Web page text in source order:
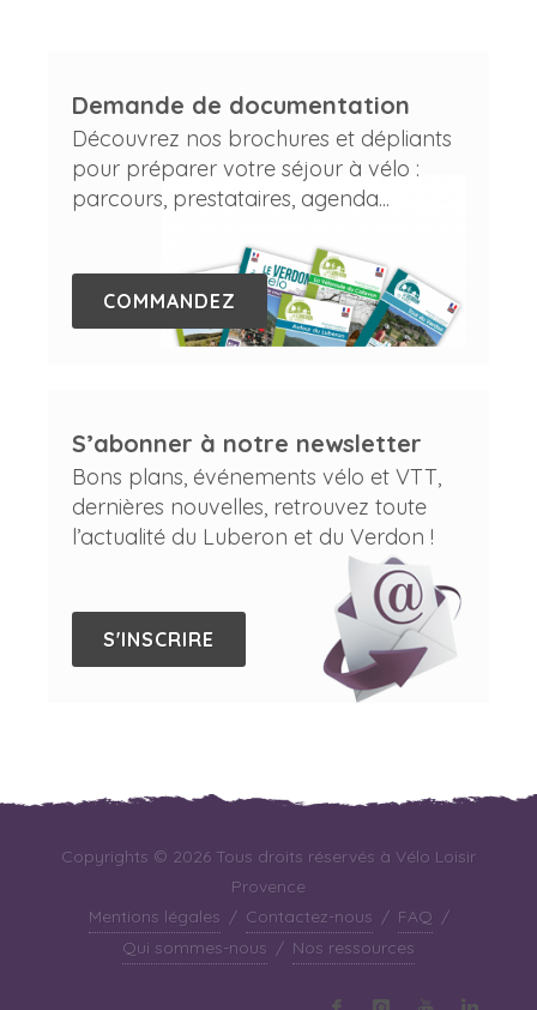
Demande de documentation
Découvrez nos brochures et dépliants
pour préparer votre séjour à vélo :
parcours, prestataires, agenda...
COMMANDEZ
S’abonner à notre newsletter
Bons plans, événements vélo et VTT,
dernières nouvelles, retrouvez toute
l’actualité du Luberon et du Verdon !
S'INSCRIRE
Copyrights © 2026 Tous droits réservés à Vélo Loisir
Provence
Mentions légales / Contactez-nous / FAQ /
Qui sommes-nous / Nos ressources